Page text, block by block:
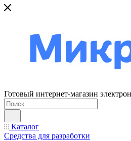
Готовый интернет-магазин
Каталог
Средства для разработки